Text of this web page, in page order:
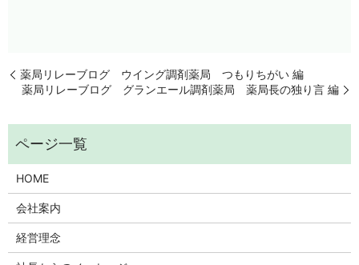
薬局リレーブログ ウイング調剤薬局 つもりちがい 編
薬局リレーブログ グランエール調剤薬局 薬局長の独り言 編
HOME
会社案内
経営理念